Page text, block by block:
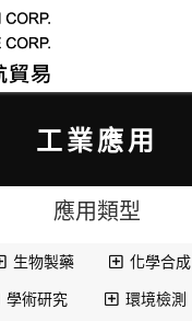
工業應用
應用類型
生物製藥 化學合成
術研究 環境檢測